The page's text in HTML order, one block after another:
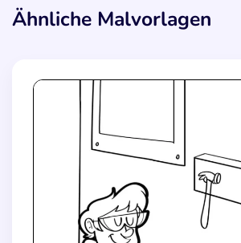
Ähnliche Malvorlagen